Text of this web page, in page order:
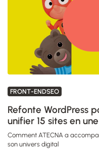
FRONT-ENDSEO
Refonte WordPress
unifier 15 sites en
Comment ATECNA a
son univers digital